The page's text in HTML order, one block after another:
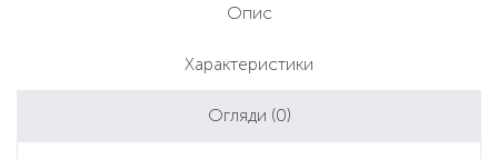
Опис
Характеристики
Огляди (0)